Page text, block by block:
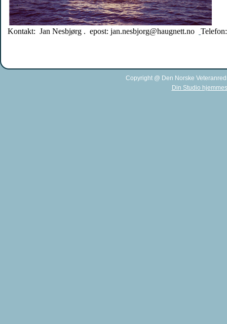
Kontakt: Jan Nesbjørg . epost: jan.nesbjorg@haugnett.no
Copyright @ Den Norske
Din Studio